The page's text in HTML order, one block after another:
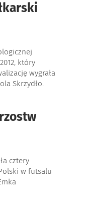
który
wygrała
Skrzydło.
cztery
w futsalu